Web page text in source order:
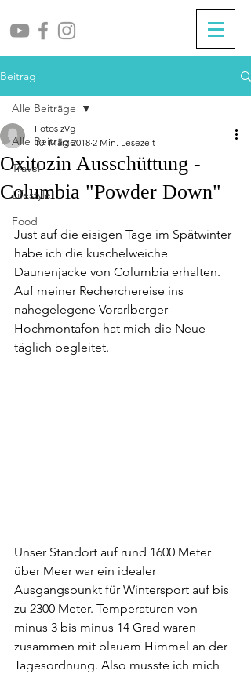
Beitrag
Alle Beiträge
Travel
Lifestyle
Food
Alle Beiträge
Oxitozin Ausschüttung -
Columbia "Powder Down"
Fotos zVg
10. März 2018 2 Min. Lesezeit
Just auf die eisigen Tage im Spätwinter
habe ich die kuschelweiche
Daunenjacke von Columbia erhalten.
Auf meiner Recherchereise ins
nahegelegene Vorarlberger
Hochmontafon hat mich die Neue
täglich begleitet.
Unser Standort auf rund 1600 Meter
über Meer war ein idealer
Ausgangspunkt für Wintersport auf bis
zu 2300 Meter. Temperaturen von
minus 3 bis minus 14 Grad waren
zusammen mit blauem Himmel an der
Tagesordnung. Also musste ich mich